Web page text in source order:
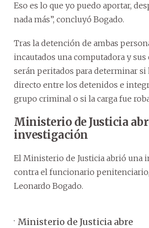
Eso es lo que yo puedo aportar,
nada más”, concluyó Bogado.
Tras la detención de ambas
incautados una computadora y sus
serán peritados para determinar si
directo entre los detenidos e
grupo criminal o si la carga fue
Ministerio de Justicia
investigación
El Ministerio de Justicia abrió una
contra el funcionario
Leonardo Bogado.
📌 Ministerio de Justicia abre